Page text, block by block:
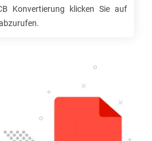
Konvertierung klicken Sie auf